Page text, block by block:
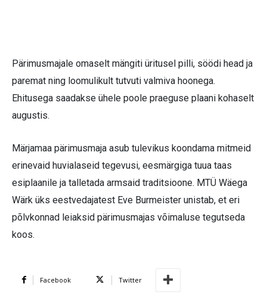
Pärimusmajale omaselt mängiti üritusel pilli, söödi head ja
paremat ning loomulikult tutvuti valmiva hoonega.
Ehitusega saadakse ühele poole praeguse plaani kohaselt
augustis.
Märjamaa pärimusmaja asub tulevikus koondama mitmeid
erinevaid huvialaseid tegevusi, eesmärgiga tuua taas
esiplaanile ja talletada armsaid traditsioone. MTÜ Wäega
Wärk üks eestvedajatest Eve Burmeister unistab, et eri
põlvkonnad leiaksid pärimusmajas võimaluse tegutseda
koos.
Facebook Twitter